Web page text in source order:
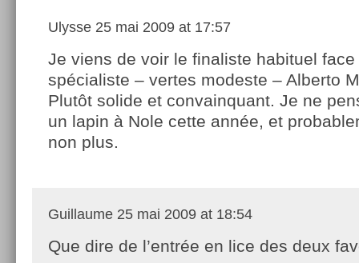
Ulysse 25 mai 2009 at 17:57
Je viens de voir le finaliste habituel face
spécialiste – vertes modeste – Alberto
Plutôt solide et convainquant. Je ne
un lapin à Nole cette année, et
non plus.
Guillaume 25 mai 2009 at 18:54
Que dire de l’entrée en lice des deux